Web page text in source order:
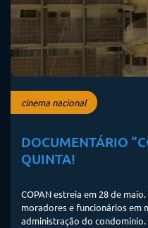
cinema nacional
DOCUMENTÁRIO
QUINTA!
COPAN estreia em 28 de
moradores e funcionários em
administração do condomínio.